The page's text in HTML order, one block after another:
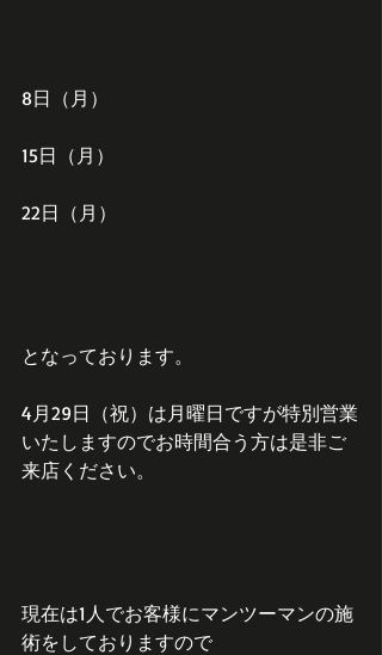
8日（月）
15日（月）
22日（月）
となっております。
4月29日（祝）は月曜日ですが特別営業
いたしますのでお時間合う方は是非ご
来店ください。
現在は1人でお客様にマンツーマンの施
術をしておりますので